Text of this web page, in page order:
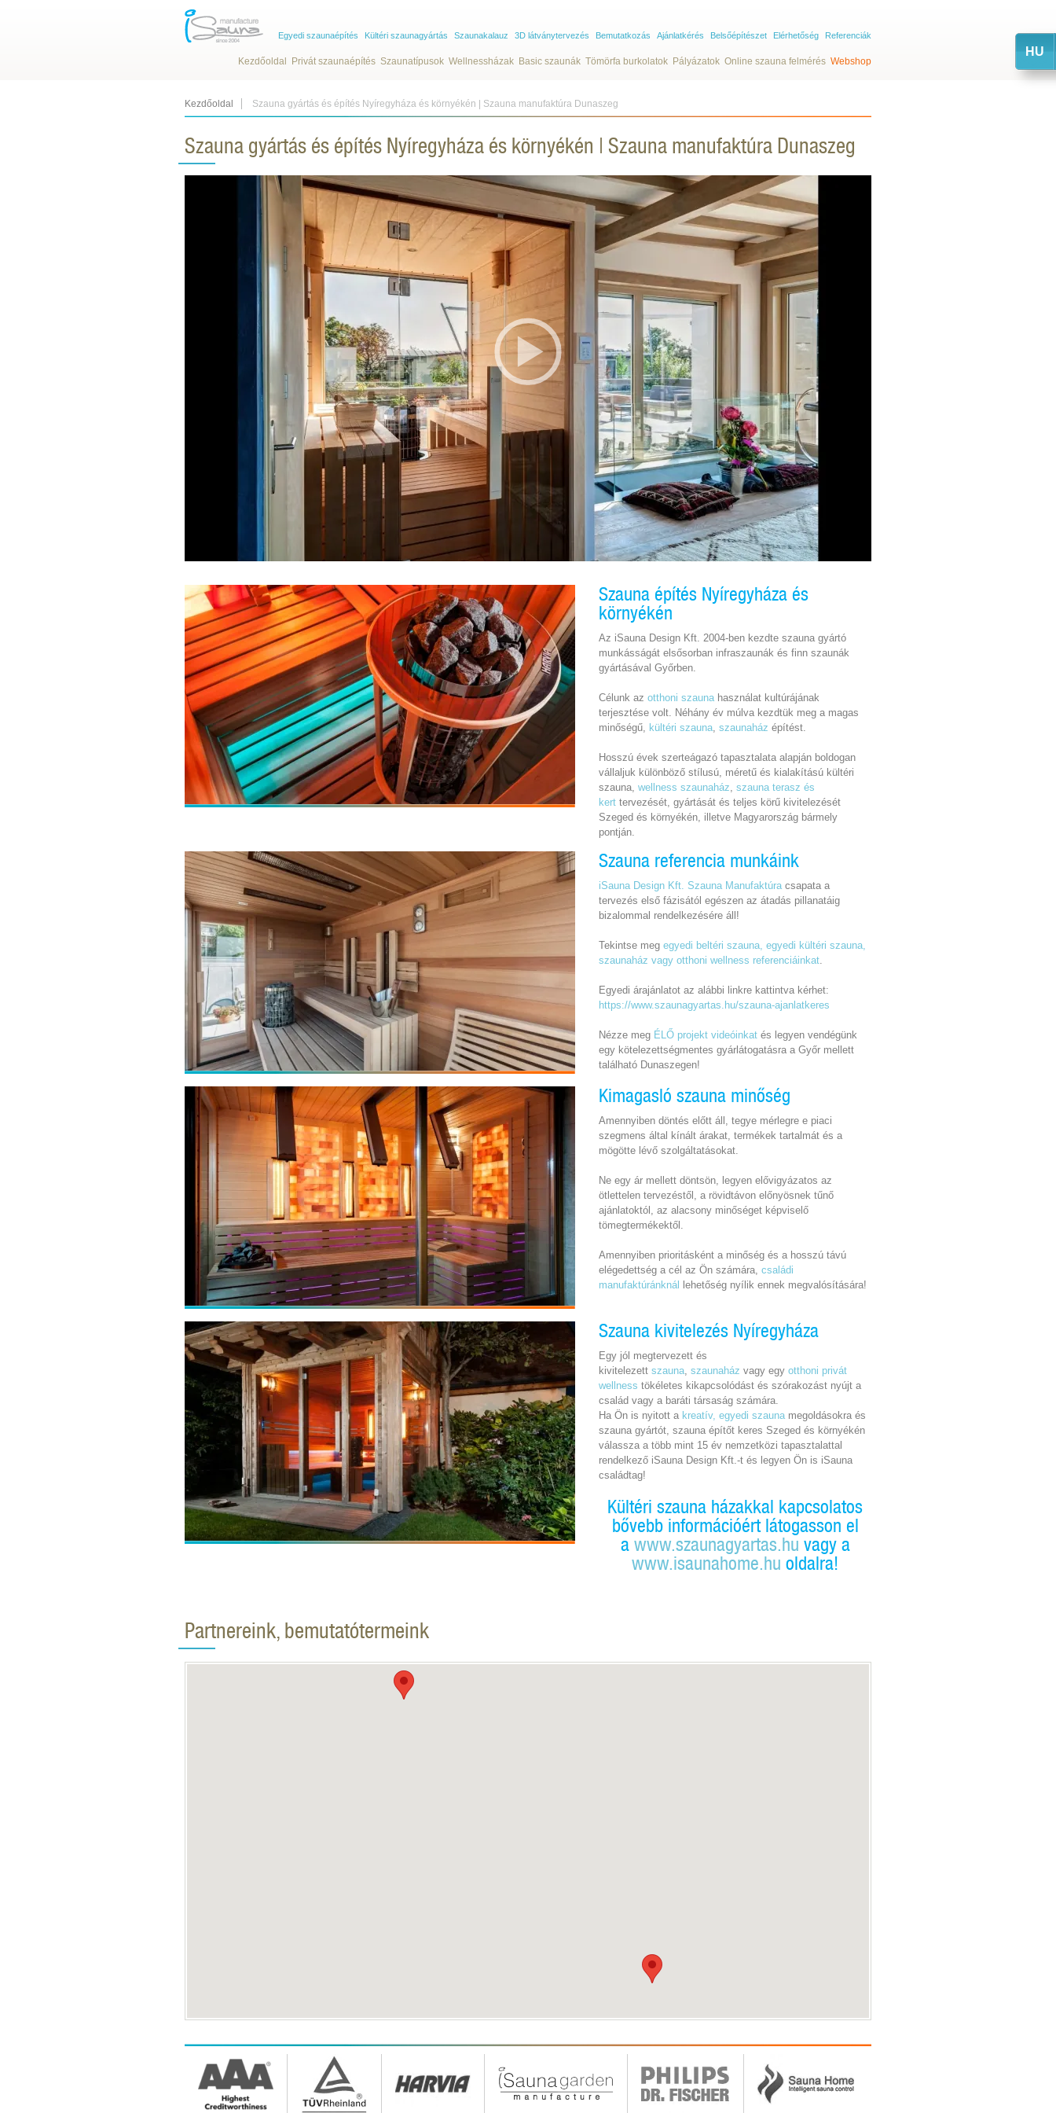
Egyedi szaunaépítés Kültéri szaunagyártás Szaunakalauz 3D látványtervezés Bemutatkozás Ajánlatkérés Belsőépítészet Elérhetőség Referenciák
Kezdőoldal Privát szaunaépítés Szaunatípusok Wellnessházak Basic szaunák Tömörfa burkolatok Pályázatok Online szauna felmérés Webshop
Kezdőoldal Szauna gyártás és építés Nyíregyháza és környékén | Szauna manufaktúra Dunaszeg
Szauna gyártás és építés Nyíregyháza és környékén | Szauna manufaktúra Dunaszeg
Szauna építés Nyíregyháza és
környékén
Az iSauna Design Kft. 2004-ben kezdte szauna gyártó
munkásságát elsősorban infraszaunák és finn szaunák
gyártásával Győrben.
Célunk azotthoni szauna használat kultúrájának
terjesztése volt. Néhány év múlva kezdtük meg a magas
minőségű, kültéri szauna ,szaunaház építést.
Hosszú évek szerteágazó tapasztalata alapján boldogan
vállaljuk különböző stílusú, méretű és kialakítású kültéri
szauna,wellness szaunaház ,szauna terasz és
kert tervezését, gyártását és teljes körű kivitelezését
Szeged és környékén, illetve Magyarország bármely
pontján.
Szauna referencia munkáink
iSauna Design Kft. Szauna Manufaktúra csapata a
tervezés első fázisától egészen az átadás pillanatáig
bizalommal rendelkezésére áll!
Tekintse megegyedi beltéri szauna, egyedi kültéri szauna,
szaunaház vagy otthoni wellness referenciáinkat
Egyedi árajánlatot az alábbi linkre kattintva kérhet:
https://www.szaunagyartas.hu/szauna-ajanlatkeres
Nézze meg ÉLŐ projekt videóinkat és legyen vendégünk
egy kötelezettségmentes gyárlátogatásra a Győr mellett
található Dunaszegen!
Kimagasló szauna minőség
Amennyiben döntés előtt áll, tegye mérlegre e piaci
szegmens által kínált árakat, termékek tartalmát és a
mögötte lévő szolgáltatásokat.
Ne egy ár mellett döntsön, legyen elővigyázatos az
ötlettelen tervezéstől, a rövidtávon előnyösnek tűnő
ajánlatoktól, az alacsony minőséget képviselő
tömegtermékektől.
Amennyiben prioritásként a minőség és a hosszú távú
elégedettség a cél az Ön számára,családi
manufaktúránknál
lehetőség nyílik ennek megvalósítására!
Szauna kivitelezés Nyíregyháza
Egy jól megtervezett és
kivitelezettszauna,szaunaház vagy egyotthoni privát
wellness tökéletes kikapcsolódást és szórakozást nyújt a
család vagy a baráti társaság számára.
Ha Ön is nyitott a kreatív, egyedi szaunamegoldásokra és
szauna gyártót, szauna építőt keres Szeged és környékén
válassza a több mint 15 év nemzetközi tapasztalattal
rendelkező iSauna Design Kft.-t és legyen Ön is iSauna
családtag!
Kültéri szauna házakkal kapcsolatos
bővebb információért látogasson el
a www.szaunagyartas.hu vagy a
www.isaunahome.hu oldalra!
Partnereink, bemutatótermeink
HU